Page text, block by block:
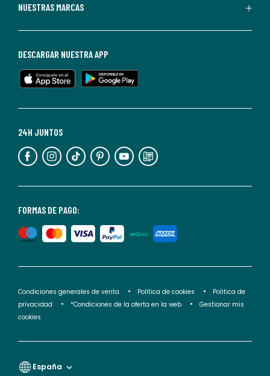
de
en
cualquier
Para
información,
puedes
nuestra
de
privacidad</2>.
NUESTRAS MARCAS
FORMAS DE PAGO:
24H JUNTOS
DESCARGAR NUESTRA APP
Condiciones generales de venta Politica de cookies
Politica de
privacidad
*Condiciones de la oferta en la web
Gestionar mis
cookies
España